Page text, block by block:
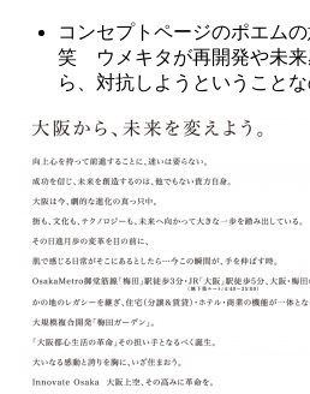
コンセプトページのポエム
笑 ウメキタが再開発や未来
ら、対抗しようということな